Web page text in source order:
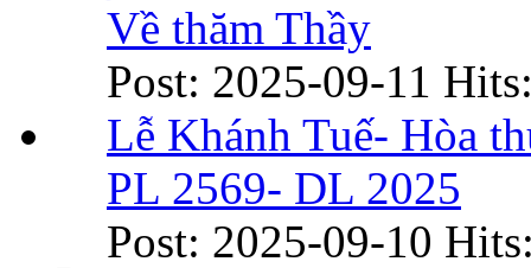
Về thăm Thầy
Post: 2025-09-11
Lễ Khánh Tuế- Hòa
PL 2569- DL 2025
Post: 2025-09-10